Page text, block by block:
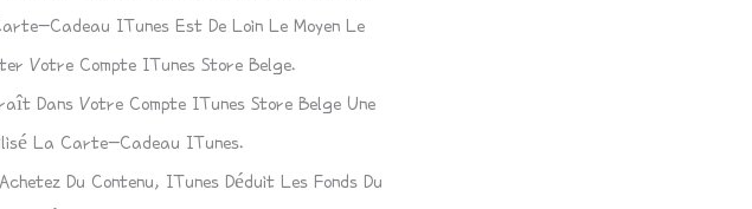
Cadeau ITunes Est De Loin Le Moyen Le
Votre Compte ITunes Store Belge.
Dans Votre Compte ITunes Store Belge Une
La Carte-Cadeau ITunes.
Du Contenu, ITunes Déduit Les Fonds Du